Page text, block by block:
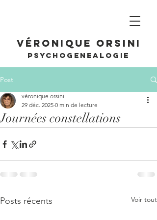
Véronique Orsini
PSYCHOGENEALOGIE
Post
Journées constellations
véronique orsini
29 déc. 2025 0 min de lecture
Posts récents Voir tout